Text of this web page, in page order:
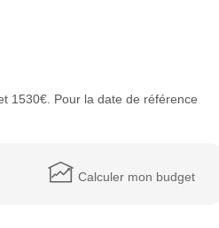
1530€. Pour la date de référence
Calculer mon budget